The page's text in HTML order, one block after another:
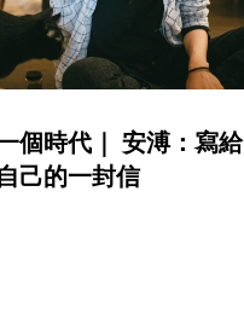
個時代｜ 安溥：寫給
己的一封信